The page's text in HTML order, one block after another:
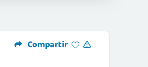
Compartir